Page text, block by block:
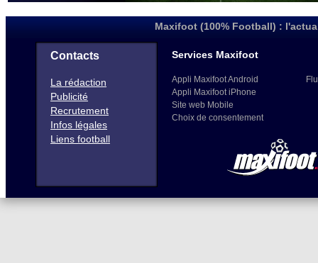
Maxifoot (100% Football) :
Contacts
La rédaction
Publicité
Recrutement
Infos légales
Liens football
Services Maxifoot
Appli Maxifoot Android
Appli Maxifoot iPhone
Site web Mobile
Choix de consentement